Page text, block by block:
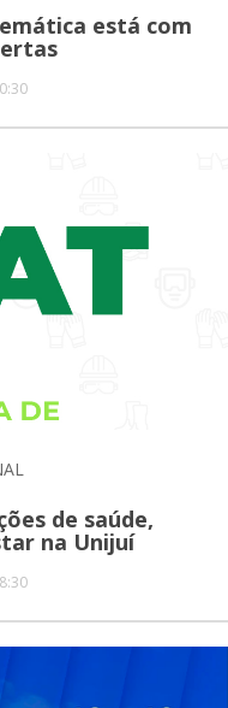
está com
de saúde,
na Unijuí